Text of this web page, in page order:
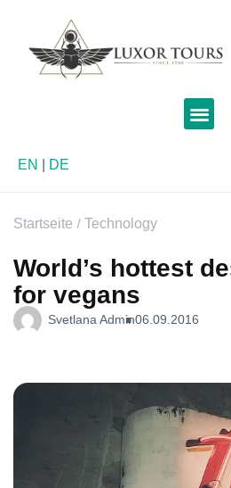
EN DE
Startseite Technology
World’s hottest
for vegans
Svetlana Admin06.09.2016